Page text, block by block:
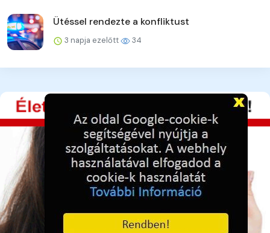
Ütéssel rendezte a konfliktust
3 napja ezelőtt 34